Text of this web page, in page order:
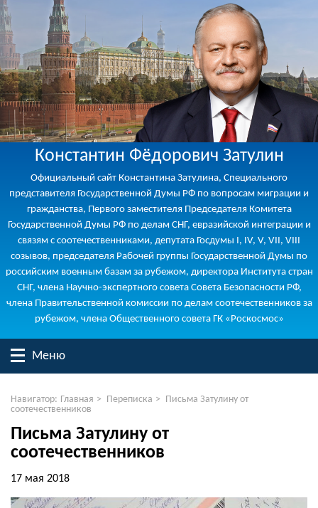
Константин Фёдорович Затулин
Официальный сайт Константина Затулина, Специального
представителя Государственной Думы РФ по вопросам миграции и
гражданства, Первого заместителя Председателя Комитета
Государственной Думы РФ по делам СНГ, евразийской интеграции и
связям с соотечественниками, депутата Госдумы I, IV, V, VII, VIII
созывов, председателя Рабочей группы Государственной Думы по
российским военным базам за рубежом, директора Института стран
СНГ, члена Научно-экспертного совета Совета Безопасности РФ,
члена Правительственной комиссии по делам соотечественников за
рубежом, члена Общественного совета ГК «Роскосмос»
Меню
Навигатор: Главная > Переписка > Письма Затулину от
соотечественников
Письма Затулину от
соотечественников
17 мая 2018